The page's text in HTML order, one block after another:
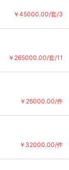
￥45000.00/套/3
￥265000.00/套/11
￥26000.00/件
￥32000.00/件